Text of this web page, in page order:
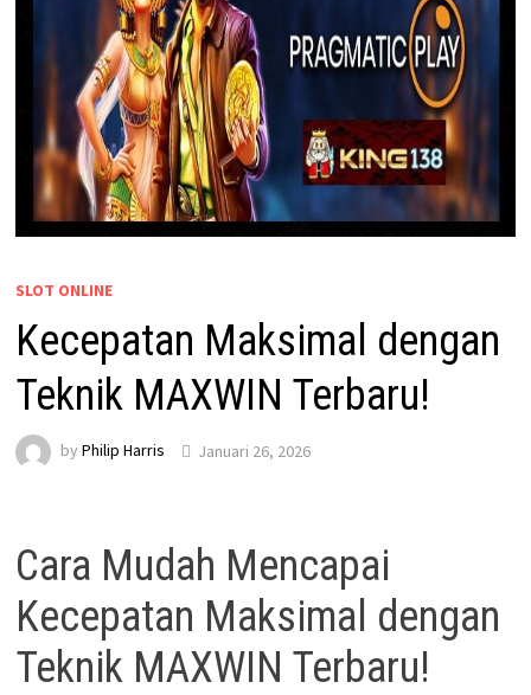
SLOT ONLINE
Kecepatan Maksimal dengan
Teknik MAXWIN Terbaru!
by Philip Harris Januari 26, 2026
Cara Mudah Mencapai
Kecepatan Maksimal dengan
Teknik MAXWIN Terbaru!